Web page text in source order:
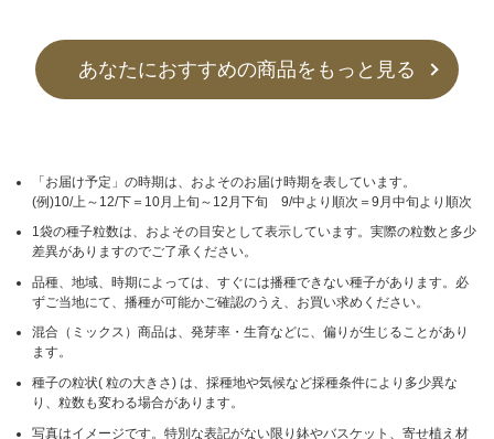
あなたにおすすめの商品をもっと見る
「お届け予定」の時期は、およそのお届け時期を表しています。
(例)10/上～12/下＝10月上旬～12月下旬 9/中より順次＝9月中旬より順次
1袋の種子粒数は、およその目安として表示しています。実際の粒数と多少
差異がありますのでご了承ください。
品種、地域、時期によっては、すぐには播種できない種子があります。必
ずご当地にて、播種が可能かご確認のうえ、お買い求めください。
混合（ミックス）商品は、発芽率・生育などに、偏りが生じることがあり
ます。
種子の粒状( 粒の大きさ) は、採種地や気候など採種条件により多少異な
り、粒数も変わる場合があります。
写真はイメージです。特別な表記がない限り鉢やバスケット、寄せ植え材